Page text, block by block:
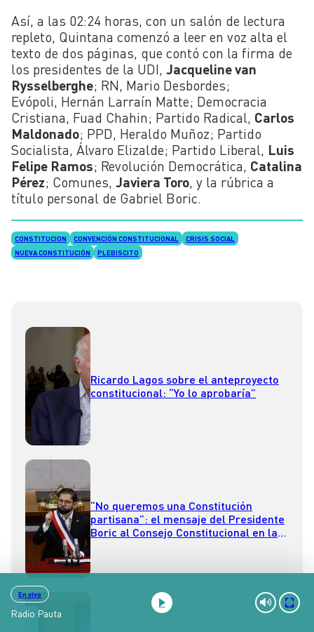
Así, a las 02:24 horas, con un salón de lectura
repleto, Quintana comenzó a leer en voz alta el
texto de dos páginas, que contó con la firma de
los presidentes de la UDI, Jacqueline van
Rysselberghe; RN, Mario Desbordes;
Evópoli, Hernán Larraín Matte; Democracia
Cristiana, Fuad Chahin; Partido Radical, Carlos
Maldonado; PPD, Heraldo Muñoz; Partido
Socialista, Álvaro Elizalde; Partido Liberal, Luis
Felipe Ramos; Revolución Democrática, Catalina
Pérez; Comunes, Javiera Toro , y la rúbrica a
título personal de Gabriel Boric.
CONSTITUCION CONVENCIÓN CONSTITUCIONAL
CRISIS SOCIAL
NUEVA CONSTITUCIÓN
PLEBISCITO
Ricardo Lagos sobre el anteproyecto
constitucional: “Yo lo aprobaría”
“No queremos una Constitución
partisana”: el mensaje del Presidente
Boric al Consejo Constitucional en la
En vivo
Radio Pauta